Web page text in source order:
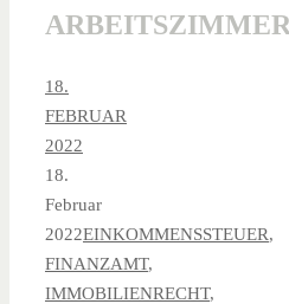
18.
FEBRUAR
2022
18.
Februar
2022EINKOMMENSSTEUER,
FINANZAMT,
IMMOBILIENRECHT,